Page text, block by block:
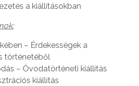
a kiállításokban
– Érdekességek a
történetéből
– Óvodatörténeti kiállítás
kiállítás